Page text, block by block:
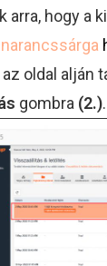
arra, hogy a
narancssárga
oldal alján
gombra (2.).